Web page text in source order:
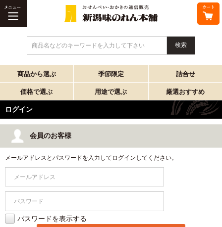
商品名などのキーワードを入力して下さい
商品から選ぶ 季節限定 詰合せ
価格で選ぶ 用途で選ぶ 厳選おすすめ
ログイン
会員のお客様
メールアドレスとパスワードを入力してログインしてください。
パスワードを表示する